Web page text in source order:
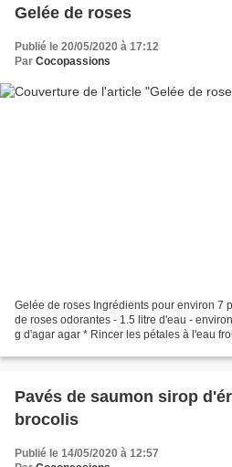
Gelée de roses
Publié le 20/05/2020 à 17:12
Par Cocopassions
Gelée de roses Ingrédients pour environ 7
de roses odorantes - 1.5 litre d'eau -
g d'agar agar * Rincer les pétales à l'eau
Pavés de saumon sirop
brocolis
Publié le 14/05/2020 à 12:57